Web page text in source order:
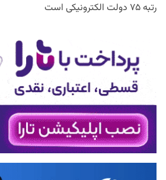
رتبه ۷۵ دولت الکترونیکی است